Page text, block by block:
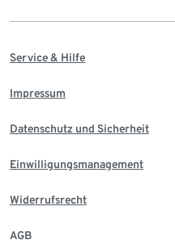
Service & Hilfe
Impressum
Datenschutz und Sicherheit
Einwilligungsmanagement
Widerrufsrecht
AGB